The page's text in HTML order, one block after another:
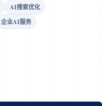
AI搜索优化
企业AI服务